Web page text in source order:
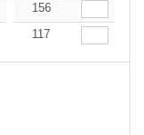
25.03
156
25.03
117